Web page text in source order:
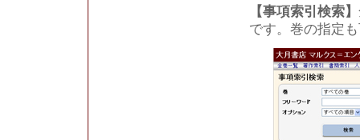
【事項索引検索】
です。巻の指定